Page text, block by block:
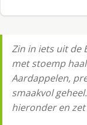
Zin in iets uit de
met stoemp
Aardappelen,
smaakvol
hieronder en zet